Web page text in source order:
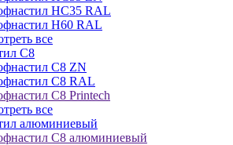
НС35 RAL
Н60 RAL
все
C8
С8 ZN
С8 RAL
С8 Printech
все
алюминиевый
С8 алюминиевый